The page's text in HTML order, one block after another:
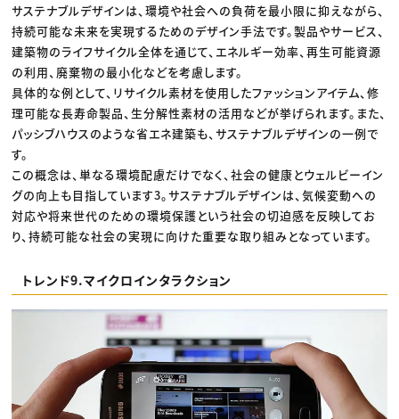
サステナブルデザインは、環境や社会への負荷を最小限に抑えながら、
持続可能な未来を実現するためのデザイン手法です。製品やサービス、
建築物のライフサイクル全体を通じて、エネルギー効率、再生可能資源
の利用、廃棄物の最小化などを考慮します。
具体的な例として、リサイクル素材を使用したファッションアイテム、修
理可能な長寿命製品、生分解性素材の活用などが挙げられます。また、
パッシブハウスのような省エネ建築も、サステナブルデザインの一例で
す。
この概念は、単なる環境配慮だけでなく、社会の健康とウェルビーイン
グの向上も目指しています3。サステナブルデザインは、気候変動への
対応や将来世代のための環境保護という社会の切迫感を反映してお
り、持続可能な社会の実現に向けた重要な取り組みとなっています。
トレンド9.マイクロインタラクション